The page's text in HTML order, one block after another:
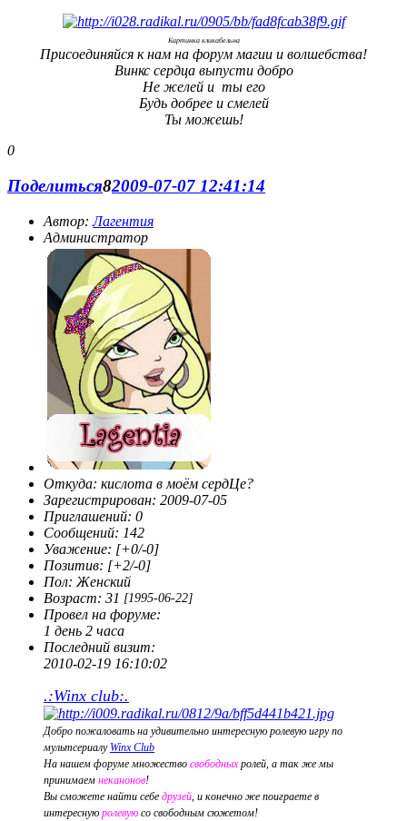
Картинка кликабельна
Присоединяйся к нам на форум магии и волшебства!
Винкс сердца выпусти добро
Не желей и ты его
Будь добрее и смелей
Ты можешь!
0
Поделиться82009-07-07 12:41:14
Автор:Лагентия
Администратор
Откуда: кислота в моём сердЦе?
Зарегистрирован: 2009-07-05
Приглашений: 0
Сообщений: 142
Уважение: [+0/-0]
Позитив: [+2/-0]
Пол: Женский
Возраст: 31 [1995-06-22]
Провел на форуме:
1 день 2 часа
Последний визит:
2010-02-19 16:10:02
.:Winx club:.
Добро пожаловать на удивительно интересную ролевую игру по
мультсериалу Winx Club
На нашем форуме множество свободныхролей, а так же мы
принимаем неканонов!
Вы сможете найти себе друзей , и конечно же поиграете в
интересную ролевую со свободным сюжетом!